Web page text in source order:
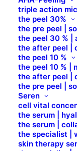
triple action
the peel 30%
the pre peel |
the peel 30 % |
the after peel |
the peel 10 %
the peel 10 % |
the after peel |
the pre peel |
Seren
cell vital
the serum |
the serum |
the specialist |
skin therapy